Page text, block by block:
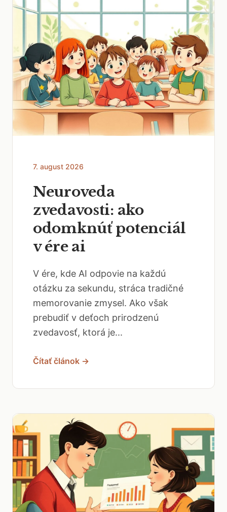
7. august 2026
Neuroveda
zvedavosti: ako
odomknúť potenciál
v ére ai
V ére, kde AI odpovie na každú
otázku za sekundu, stráca tradičné
memorovanie zmysel. Ako však
prebudiť v deťoch prirodzenú
zvedavosť, ktorá je...
Čítať článok →